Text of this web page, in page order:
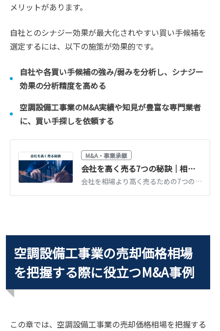
メリットがあります。
自社とのシナジー効果が最大化されやすい買い手候補を
選定するには、以下の施策が効果的です。
自社や各買い手候補の強み/弱みを分析し、シナジー
効果の分析精度を高める
空調設備工事業のM&A実績や知見が豊富な専門業者
に、買い手探しを依頼する
M&A・事業承継
会社を高く売る7つの秘訣｜相場の考え方と価格の決まり方を解説
会社を相場より高く売るための7つの秘訣を解説。価格が決まる仕組み、買い手が評価するポイント（利益・独自性・組織）、売却前1〜2年でできる磨き上げを紹介します。
空調設備工事業の売却価格相場
を把握する際に役立つM&A事例
この章では、空調設備工事業の売却価格相場を把握する